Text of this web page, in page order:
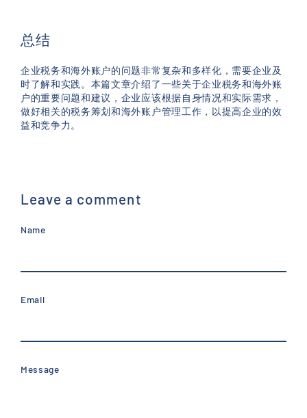
总结
企业税务和海外账户的问题非常复杂和多样化，需要企业及
时了解和实践。本篇文章介绍了一些关于企业税务和海外账
户的重要问题和建议，企业应该根据自身情况和实际需求，
做好相关的税务筹划和海外账户管理工作，以提高企业的效
益和竞争力。
Leave a comment
Name
Email
Message